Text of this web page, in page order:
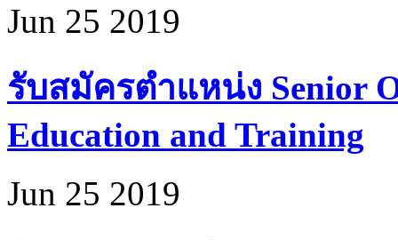
Jun 25 2019
รับสมัครตำแหน่ง Senior
Education and Training
Jun 25 2019